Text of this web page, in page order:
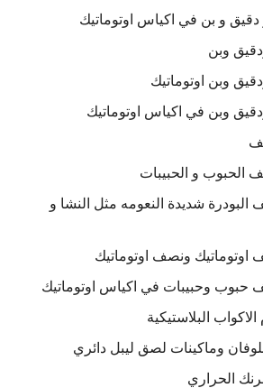
دقيق و بن في اكياس اوتوماتيك
وبن
وبن اوتوماتيك
وبن في اكياس اوتوماتيك
الحبوب و الحبيبات
البودرة شديدة النعومه مثل النشا و
اوتوماتيك ونصف اوتوماتيك
حبوب وحبيبات في اكياس اوتوماتيك
البلاستيكية
وماكينات لصق ليبل دائري
الحراري